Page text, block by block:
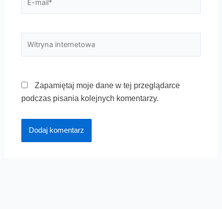
Zapamiętaj moje dane w tej przeglądarce
podczas pisania kolejnych komentarzy.